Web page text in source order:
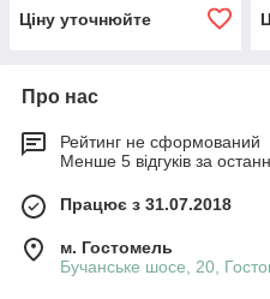
Ціну уточнюйте
Про нас
Рейтинг не сформований
Менше 5 відгуків за
Працює з 31.07.2018
м. Гостомель
Бучанське шосе, 20,